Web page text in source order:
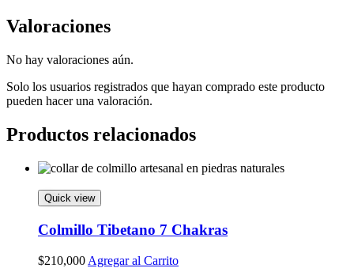
Valoraciones
No hay valoraciones aún.
Solo los usuarios registrados que hayan comprado este producto
pueden hacer una valoración.
Productos relacionados
Quick view
Colmillo Tibetano 7 Chakras
$210,000 Agregar al Carrito